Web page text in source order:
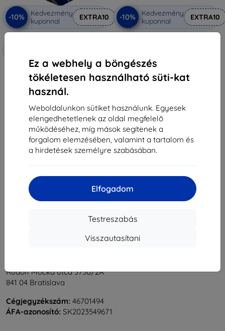
Ez a webhely a böngészés
tökéletesen használható süti-kat
használ.
Weboldalunkon sütiket használunk. Egyesek
elengedhetetlenek az oldal megfelelő
működéséhez, míg mások segítenek a
forgalom elemzésében, valamint a tartalom és
a hirdetések személyre szabásában.
Elfogadom
Testreszabás
Visszautasítani
-10%
Kedvezmény
kuponnal
EXTRA10
6 990 Ft
6 291 Ft
Raktáron 4 darab
-10%
Kedvezmény
kuponnal
EXTRA10
1 791 Ft
Raktáron 2 darab
« 1
Rudolf Mocka utca 3750/2A
841 04 Bratislava
Cégjegyzékszám: 46701494
ÁFA-azonosító: SK2023549671